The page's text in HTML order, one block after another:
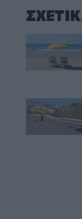
Νέα τραγωδία
Εκ